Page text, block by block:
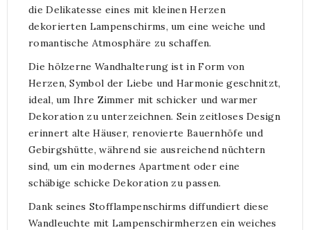
die Delikatesse eines mit kleinen Herzen
dekorierten Lampenschirms, um eine weiche und
romantische Atmosphäre zu schaffen.
Die hölzerne Wandhalterung ist in Form von
Herzen, Symbol der Liebe und Harmonie geschnitzt,
ideal, um Ihre Zimmer mit schicker und warmer
Dekoration zu unterzeichnen. Sein zeitloses Design
erinnert alte Häuser, renovierte Bauernhöfe und
Gebirgshütte, während sie ausreichend nüchtern
sind, um ein modernes Apartment oder eine
schäbige schicke Dekoration zu passen.
Dank seines Stofflampenschirms diffundiert diese
Wandleuchte mit Lampenschirmherzen ein weiches